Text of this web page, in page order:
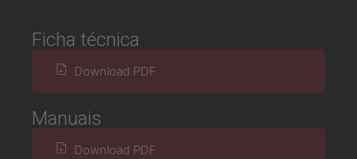
Ficha técnica
Download PDF
Manuais
Download PDF